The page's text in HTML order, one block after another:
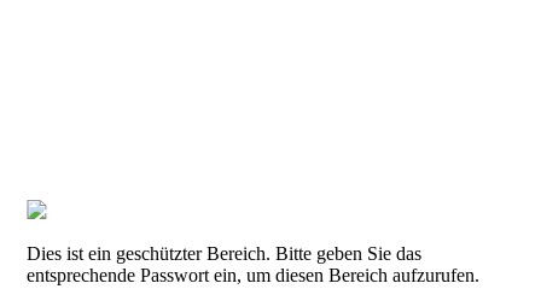
Dies ist ein geschützter Bereich. Bitte geben Sie das
entsprechende Passwort ein, um diesen Bereich aufzurufen.